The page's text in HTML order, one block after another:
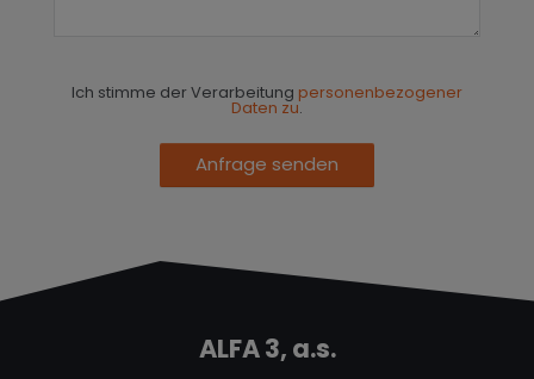
Anfrage senden
Ich stimme der Verarbeitung personenbezogener
Daten zu.
ALFA 3, a.s.